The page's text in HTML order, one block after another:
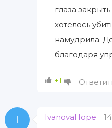
глаза
хотелось
намудрила.
благодаря
+1
I IvanovaHope